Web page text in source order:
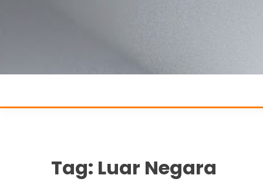
Tag: Luar Negara